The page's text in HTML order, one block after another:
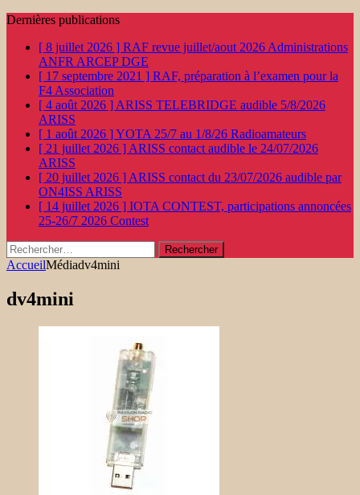
Dernières publications
[ 8 juillet 2026 ] RAF revue juillet/aout 2026 Administrations
ANFR ARCEP DGE
[ 17 septembre 2021 ] RAF, préparation à l’examen pour la
F4 Association
[ 4 août 2026 ] ARISS TELEBRIDGE audible 5/8/2026
ARISS
[ 1 août 2026 ]YOTA 25/7 au 1/8/26 Radioamateurs
[ 21 juillet 2026 ] ARISS contact audible le 24/07/2026
ARISS
[ 20 juillet 2026 ] ARISS contact du 23/07/2026 audible par
ON4ISS ARISS
[ 14 juillet 2026 ] IOTA CONTEST, participations annoncées
25-26/7 2026 Contest
Rechercher :
AccueilMédiadv4mini
dv4mini